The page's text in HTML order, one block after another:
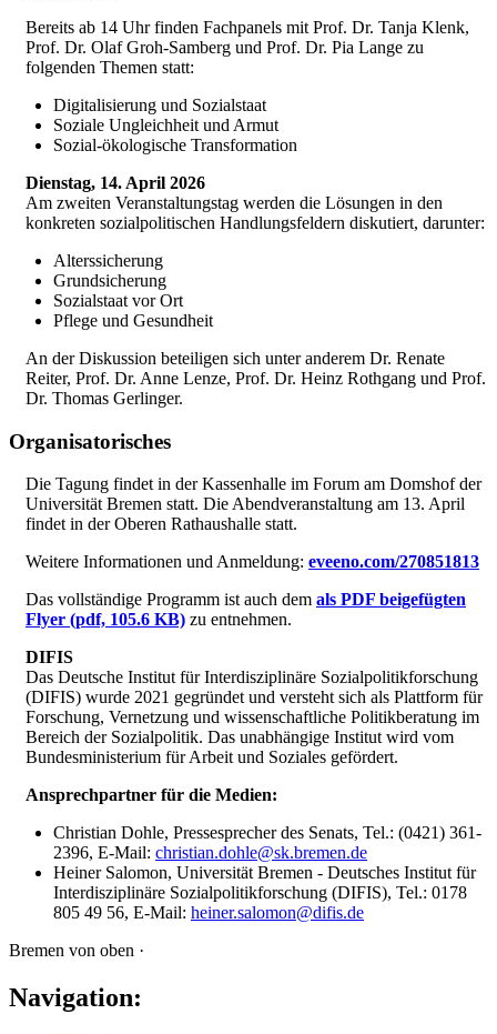
Bereits ab 14 Uhr finden Fachpanels mit Prof. Dr. Tanja Klenk,
Prof. Dr. Olaf Groh-Samberg und Prof. Dr. Pia Lange zu
folgenden Themen statt:
Digitalisierung und Sozialstaat
Soziale Ungleichheit und Armut
Sozial-ökologische Transformation
Dienstag, 14. April 2026
Am zweiten Veranstaltungstag werden die Lösungen in den
konkreten sozialpolitischen Handlungsfeldern diskutiert, darunter:
Alterssicherung
Grundsicherung
Sozialstaat vor Ort
Pflege und Gesundheit
An der Diskussion beteiligen sich unter anderem Dr. Renate
Reiter, Prof. Dr. Anne Lenze, Prof. Dr. Heinz Rothgang und Prof.
Dr. Thomas Gerlinger.
Organisatorisches
Die Tagung findet in der Kassenhalle im Forum am Domshof der
Universität Bremen statt. Die Abendveranstaltung am 13. April
findet in der Oberen Rathaushalle statt.
Weitere Informationen und Anmeldung: eveeno.com/270851813
Das vollständige Programm ist auch dem als PDF beigefügten
Flyer (pdf, 105.6 KB) zu entnehmen.
DIFIS
Das Deutsche Institut für Interdisziplinäre Sozialpolitikforschung
(DIFIS) wurde 2021 gegründet und versteht sich als Plattform für
Forschung, Vernetzung und wissenschaftliche Politikberatung im
Bereich der Sozialpolitik. Das unabhängige Institut wird vom
Bundesministerium für Arbeit und Soziales gefördert.
Ansprechpartner für die Medien:
Christian Dohle, Pressesprecher des Senats, Tel.: (0421) 361-
2396, E-Mail: christian.dohle@sk.bremen.de
Heiner Salomon, Universität Bremen - Deutsches Institut für
Interdisziplinäre Sozialpolitikforschung (DIFIS), Tel.: 0178
805 49 56, E-Mail: heiner.salomon@difis.de
Bremen von oben ·
Navigation: